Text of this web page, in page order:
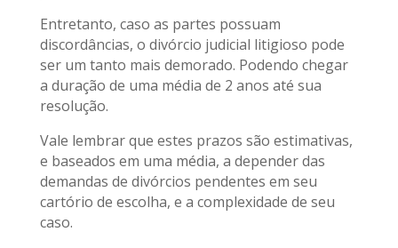
Entretanto, caso as partes possuam
discordâncias, o divórcio judicial litigioso pode
ser um tanto mais demorado. Podendo chegar
a duração de uma média de 2 anos até sua
resolução.
Vale lembrar que estes prazos são estimativas,
e baseados em uma média, a depender das
demandas de divórcios pendentes em seu
cartório de escolha, e a complexidade de seu
caso.